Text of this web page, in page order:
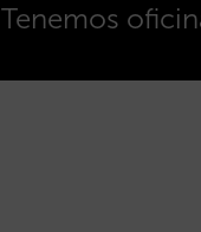
Tenemos